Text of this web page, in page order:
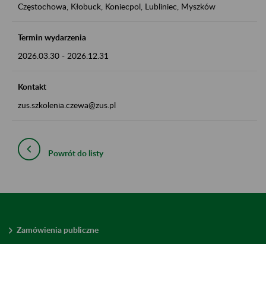
Częstochowa, Kłobuck, Koniecpol, Lubliniec, Myszków
Termin wydarzenia
2026.03.30 - 2026.12.31
Kontakt
zus.szkolenia.czewa@zus.pl
Powrót do listy
Zamówienia publiczne